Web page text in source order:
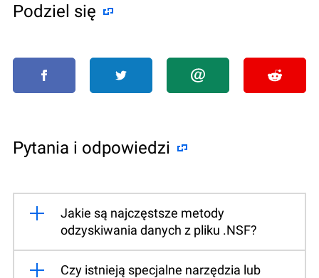
Podziel się
Pytania i odpowiedzi
Jakie są najczęstsze metody
odzyskiwania danych z pliku .NSF?
Czy istnieją specjalne narzędzia lub